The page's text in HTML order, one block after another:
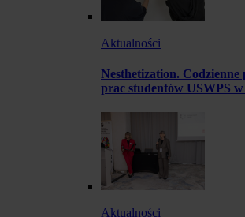
Aktualności
Nesthetization. Codzienne
prac studentów USWPS w
Aktualności